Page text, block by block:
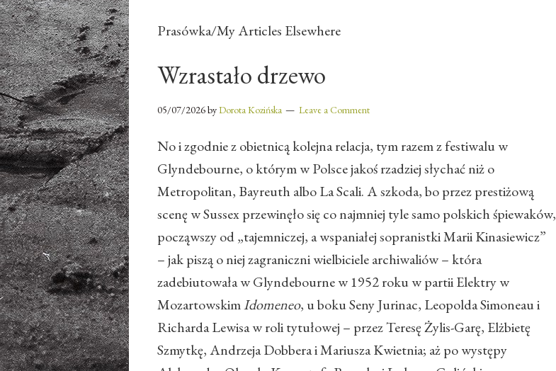
Prasówka/My Articles Elsewhere
Wzrastało drzewo
05/07/2026byDorota Kozińska Leave a Comment
No i zgodnie z obietnicą kolejna relacja, tym razem z festiwalu w
Glyndebourne, o którym w Polsce jakoś rzadziej słychać niż o
Metropolitan, Bayreuth albo La Scali. A szkoda, bo przez prestiżową
scenę w Sussex przewinęło się co najmniej tyle samo polskich śpiewaków,
począwszy od „tajemniczej, a wspaniałej sopranistki Marii Kinasiewicz”
– jak piszą o niej zagraniczni wielbiciele archiwaliów – która
zadebiutowała w Glyndebourne w 1952 roku w partii Elektry w
MozartowskimIdomeneo, u boku Seny Jurinac, Leopolda Simoneau i
Richarda Lewisa w roli tytułowej – przez Teresę Żylis-Garę, Elżbietę
Szmytkę, Andrzeja Dobbera i Mariusza Kwietnia; aż po występy